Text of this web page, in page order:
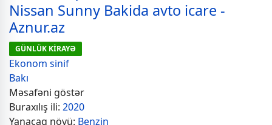
Nissan Sunny Bakida avto icare -
Aznur.az
GÜNLÜK KİRAYƏ
Ekonom sinif
Bakı
Məsafəni göstər
Buraxılış ili: 2020
Yanacaq növü: Benzin